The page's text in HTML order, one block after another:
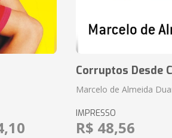
Corruptos Desde
Marcelo de Almeida
IMPRESSO
R$ 48,56